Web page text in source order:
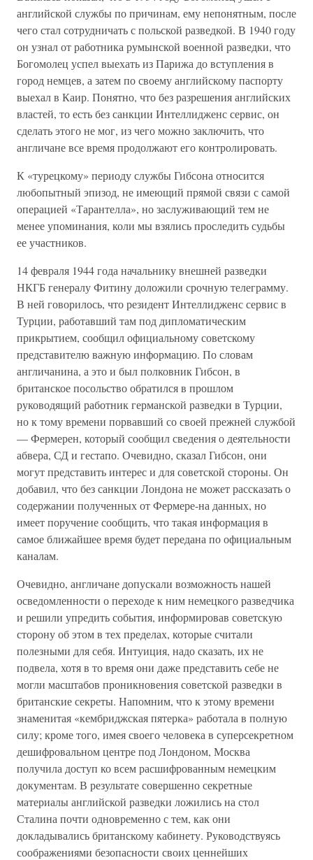
английской службы по причинам, ему непонятным, после
чего стал сотрудничать с польской разведкой. В 1940 году
он узнал от работника румынской военной разведки, что
Богомолец успел выехать из Парижа до вступления в
город немцев, а затем по своему английскому паспорту
выехал в Каир. Понятно, что без разрешения английских
властей, то есть без санкции Интеллидженс сервис, он
сделать этого не мог, из чего можно заключить, что
англичане все время продолжают его контролировать.
К «турецкому» периоду службы Гибсона относится
любопытный эпизод, не имеющий прямой связи с самой
операцией «Тарантелла», но заслуживающий тем не
менее упоминания, коли мы взялись проследить судьбы
ее участников.
14 февраля 1944 года начальнику внешней разведки
НКГБ генералу Фитину доложили срочную телеграмму.
В ней говорилось, что резидент Интеллидженс сервис в
Турции, работавший там под дипломатическим
прикрытием, сообщил официальному советскому
представителю важную информацию. По словам
англичанина, а это и был полковник Гибсон, в
британское посольство обратился в прошлом
руководящий работник германской разведки в Турции,
но к тому времени порвавший со своей прежней службой
— Фермерен, который сообщил сведения о деятельности
абвера, СД и гестапо. Очевидно, сказал Гибсон, они
могут представить интерес и для советской стороны. Он
добавил, что без санкции Лондона не может рассказать о
содержании полученных от Фермере-на данных, но
имеет поручение сообщить, что такая информация в
самое ближайшее время будет передана по официальным
каналам.
Очевидно, англичане допускали возможность нашей
осведомленности о переходе к ним немецкого разведчика
и решили упредить события, информировав советскую
сторону об этом в тех пределах, которые считали
полезными для себя. Интуиция, надо сказать, их не
подвела, хотя в то время они даже представить себе не
могли масштабов проникновения советской разведки в
британские секреты. Напомним, что к этому времени
знаменитая «кембриджская пятерка» работала в полную
силу; кроме того, имея своего человека в суперсекретном
дешифровальном центре под Лондоном, Москва
получила доступ ко всем расшифрованным немецким
документам. В результате совершенно секретные
материалы английской разведки ложились на стол
Сталина почти одновременно с тем, как они
докладывались британскому кабинету. Руководствуясь
соображениями безопасности своих ценнейших